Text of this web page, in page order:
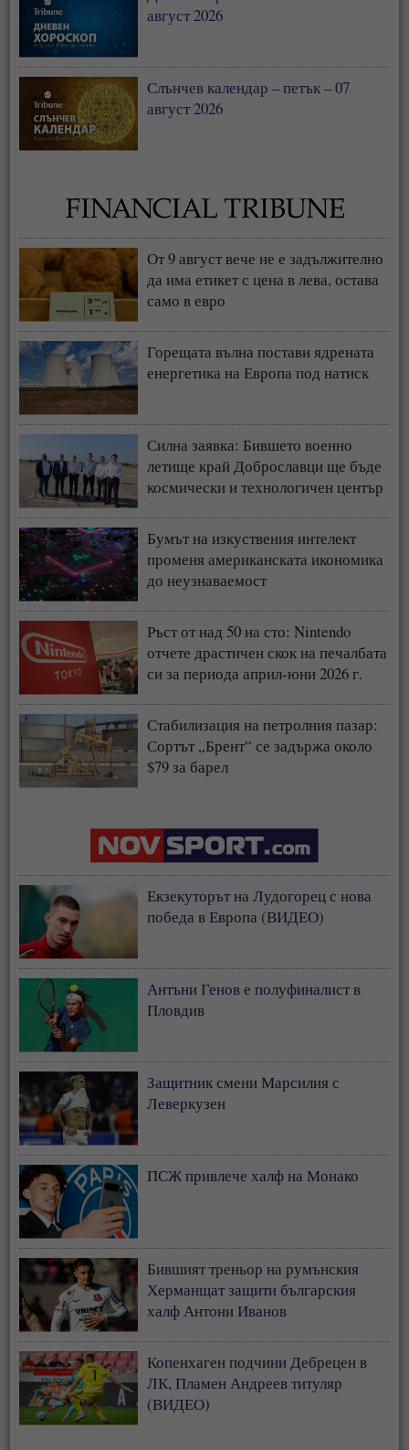
август 2026
Слънчев календар – петък – 07
август 2026
От 9 август вече не е задължително
да има етикет с цена в лева, остава
само в евро
Горещата вълна постави ядрената
енергетика на Европа под натиск
Силна заявка: Бившето военно
летище край Доброславци ще бъде
космически и технологичен център
(СНИМКИ + ВИДЕО)
Бумът на изкуствения интелект
променя американската икономика
до неузнаваемост
Ръст от над 50 на сто: Nintendo
отчете драстичен скок на печалбата
си за периода април-юни 2026 г.
Стабилизация на петролния пазар:
Сортът „Брент“ се задържа около
$79 за барел
Екзекуторът на Лудогорец с нова
победа в Европа (ВИДЕО)
Антъни Генов е полуфиналист в
Пловдив
Защитник смени Марсилия с
Леверкузен
ПСЖ привлече халф на Монако
Бившият треньор на румънския
Херманщат защити българския
халф Антони Иванов
Копенхаген подчини Дебрецен в
ЛК, Пламен Андреев титуляр
(ВИДЕО)